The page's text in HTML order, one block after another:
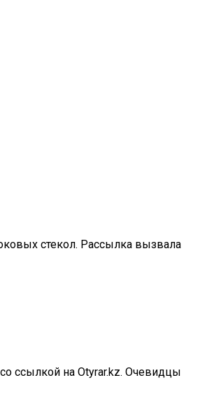
стекол. Рассылка вызвала
ссылкой на Otyrar.kz. Очевидцы